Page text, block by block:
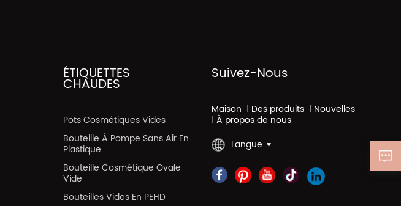
ÉTIQUETTES
CHAUDES
Pots Cosmétiques Vides
Bouteille À Pompe Sans Air En
Plastique
Bouteille Cosmétique Ovale
Vide
Bouteilles Vides En PEHD
Suivez-Nous
Maison | Des produits | Nouvelles
| À propos de nous
Langue